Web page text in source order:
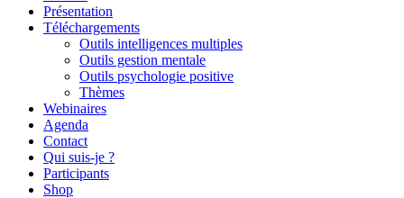
Présentation
Téléchargements
Outils intelligences multiples
Outils gestion mentale
Outils psychologie positive
Thèmes
Webinaires
Agenda
Contact
Qui suis-je ?
Participants
Shop